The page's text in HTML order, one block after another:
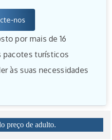
nos
por mais de 16
pacotes turísticos
às suas necessidades
preço de adulto.